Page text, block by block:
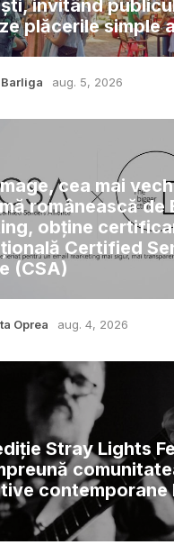
invitând
plăcerile simple
aug. 5, 2026
cea mai
românească de
obține
Certified
(CSA)
Oprea aug. 4, 2026
Stray Lights
contemporane